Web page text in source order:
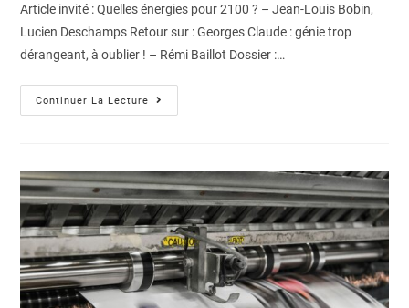
Article invité : Quelles énergies pour 2100 ? – Jean-Louis Bobin,
Lucien Deschamps Retour sur : Georges Claude : génie trop
dérangeant, à oublier ! – Rémi Baillot Dossier :…
Continuer La Lecture